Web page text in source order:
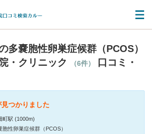
多嚢胞性卵巣症候群（PCOS）
・クリニック
（6件）
口コミ・
つかりました
町駅 (1000m)
胞性卵巣症候群（PCOS）